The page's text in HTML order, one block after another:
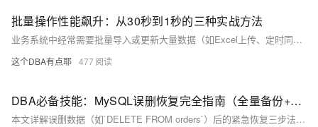
批量操作性能飙升：从30秒到1秒的三种实战方法
业务系统中经常需要批量导入或更新大量数据（如Excel上传、定时同步）。许多开发人员采用循环单条执行的方式，导致1万条数据耗时30秒以上，严重影响用户体验。本文从数据库IO、事务开销、锁竞争三个角度分析单条操作的性能瓶颈，并给出三种优化方案：批量INSERT、LOAD DATA文件导入、批量UPDATE用临时表。每种方案均附实测数据对比与适用场景说明，帮助读者在1万\~100万行级别批量操作中选择最优策略。
这个DBA有点耶 477
DBA必备技能：MySQL误删恢复完全指南（全量备份+binlog回放）
本文详解误删数据（如`DELETE FROM orders`）后的紧急恢复三步法：查Binlog→临时库回放→差异导回，并附4条血泪预防措施。不讲段子，只教能救命的操作！